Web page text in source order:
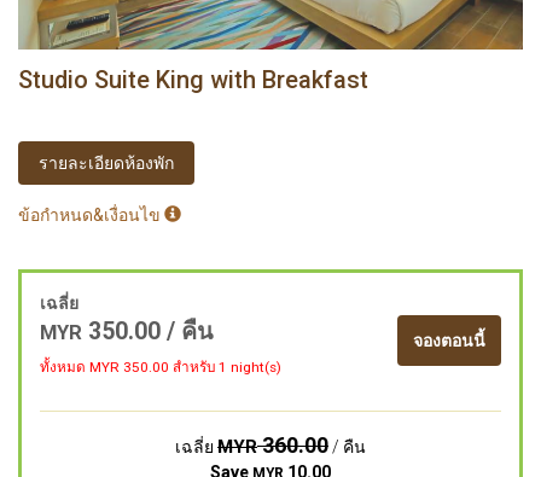
Studio Suite King with Breakfast
รายละเอียดห้องพัก
ข้อกำหนด&เงื่อนไข
เฉลี่ย
MYR 350.00 / คืน
ทั้งหมด MYR 350.00 สำหรับ 1 night(s)
จองตอนนี้
เฉลี่ย MYR360.00 / คืน
Save MYR 10.00